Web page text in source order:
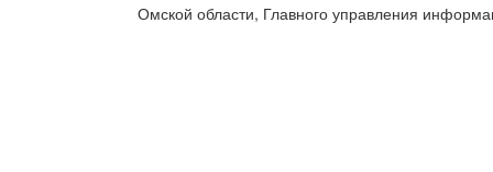
Омской области, Главного управления